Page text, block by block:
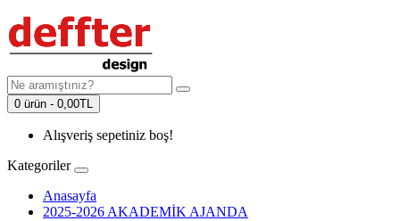
0 ürün - 0,00TL
Alışveriş sepetiniz boş!
Kategoriler
Anasayfa
2025-2026 AKADEMİK AJANDA